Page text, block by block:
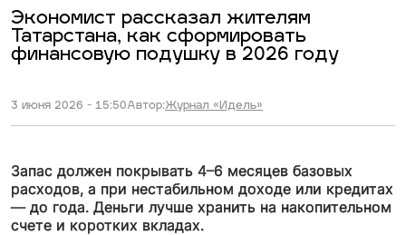
Экономист рассказал жителям
Татарстана, как сформировать
финансовую подушку в 2026 году
3 июня 2026 - 15:50Автор:Журнал «Идель»
Запас должен покрывать 4–6 месяцев базовых
расходов, а при нестабильном доходе или кредитах
— до года. Деньги лучше хранить на накопительном
счете и коротких вкладах.